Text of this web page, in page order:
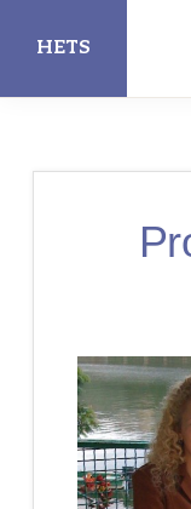
main
HETS